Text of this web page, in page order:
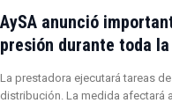
AySA anunció
presión durante toda
La prestadora ejecutará tareas
distribución. La medida afectará